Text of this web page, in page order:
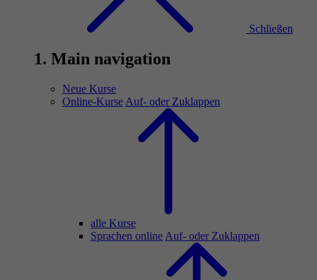
Schließen
1. Main navigation
Neue Kurse
Online-Kurse Auf- oder Zuklappen
alle Kurse
Sprachen online Auf- oder Zuklappen